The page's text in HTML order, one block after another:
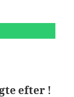
efter !